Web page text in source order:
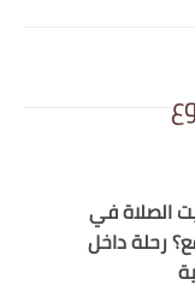
في
رحلة داخل